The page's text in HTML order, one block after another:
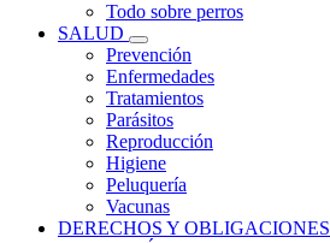
Todo sobre perros
SALUD
Prevención
Enfermedades
Tratamientos
Parásitos
Reproducción
Higiene
Peluquería
Vacunas
DERECHOS Y OBLIGACIONES